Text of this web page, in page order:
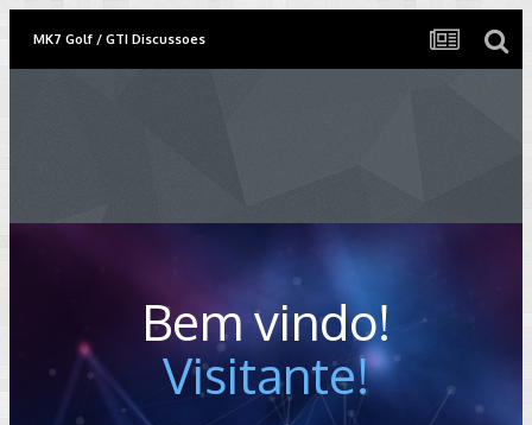
MK7 Golf / GTI Discussoes
Bem vindo!
Visitante!